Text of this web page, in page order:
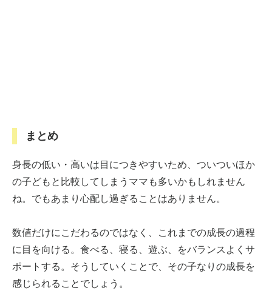
まとめ
身長の低い・高いは目につきやすいため、ついついほか
の子どもと比較してしまうママも多いかもしれません
ね。でもあまり心配し過ぎることはありません。
数値だけにこだわるのではなく、これまでの成長の過程
に目を向ける。食べる、寝る、遊ぶ、をバランスよくサ
ポートする。そうしていくことで、その子なりの成長を
感じられることでしょう。